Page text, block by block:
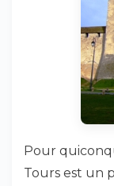
Pour
Tours est un